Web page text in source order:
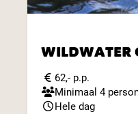
WILDWATER
62,- p.p.
Minimaal 4
Hele dag